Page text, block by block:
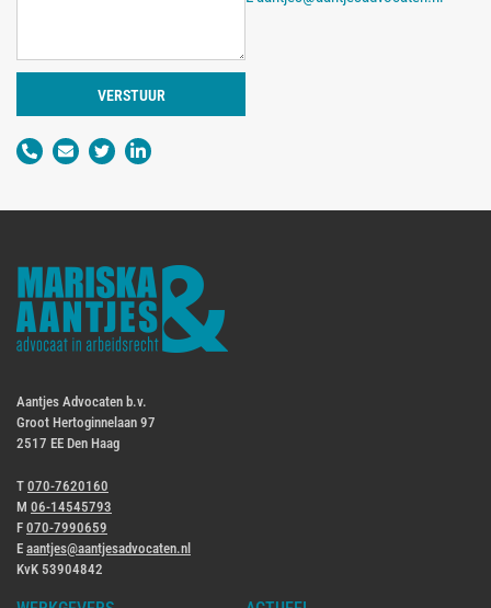
VERSTUUR
Aantjes Advocaten b.v.
Groot Hertoginnelaan 97
2517 EE Den Haag
T 070-7620160
M 06-14545793
F 070-7990659
E aantjes@aantjesadvocaten.nl
KvK 53904842